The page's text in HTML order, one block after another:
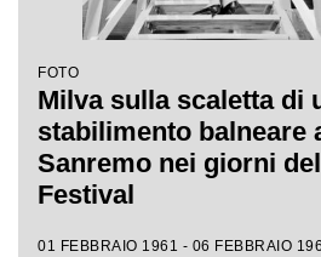
FOTO
Milva sulla scaletta di
stabilimento balneare
Sanremo nei giorni
Festival
01 FEBBRAIO 1961 - 06 FEBBRAIO